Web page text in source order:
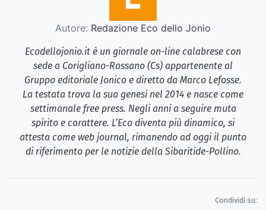
Autore: Redazione Eco dello Jonio
Ecodellojonio.it è un giornale on-line calabrese con
sede a Corigliano-Rossano (Cs) appartenente al
Gruppo editoriale Jonico e diretto da Marco Lefosse.
La testata trova la sua genesi nel 2014 e nasce come
settimanale free press. Negli anni a seguire muta
spirito e carattere. L’Eco diventa più dinamico, si
attesta come web journal, rimanendo ad oggi il punto
di riferimento per le notizie della Sibaritide-Pollino.
Condividi su: